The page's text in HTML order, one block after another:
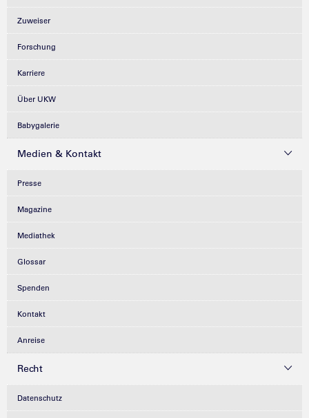
Zuweiser
Forschung
Karriere
Über UKW
Babygalerie
Medien & Kontakt
Presse
Magazine
Mediathek
Glossar
Spenden
Kontakt
Anreise
Recht
Datenschutz